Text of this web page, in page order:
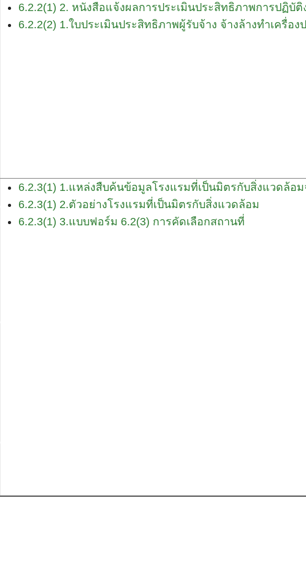
6.2.2(1) 2. หนังสือแจ้งผลการประเมินประสิทธิภาพการปฏิบัติ
6.2.2(2) 1.ใบประเมินประสิทธิภาพผู้รับจ้าง จ้างล้างทำเครื่อง
6.2.3(1) 1.แหล่งสืบค้นข้อมูลโรงแรมที่เป็นมิตรกับสิ่งแวดล้อม
6.2.3(1) 2.ตัวอย่างโรงแรมที่เป็นมิตรกับสิ่งแวดล้อม
6.2.3(1) 3.แบบฟอร์ม 6.2(3) การคัดเลือกสถานที่